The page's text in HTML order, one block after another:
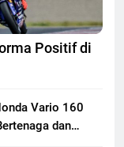
Positif di
Vario 160
dan